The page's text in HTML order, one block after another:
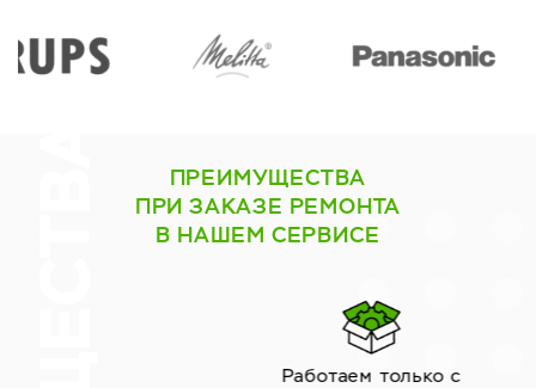
ПРЕИМУЩЕСТВА
ПРИ ЗАКАЗЕ РЕМОНТА
В НАШЕМ СЕРВИСЕ
Работаем только с